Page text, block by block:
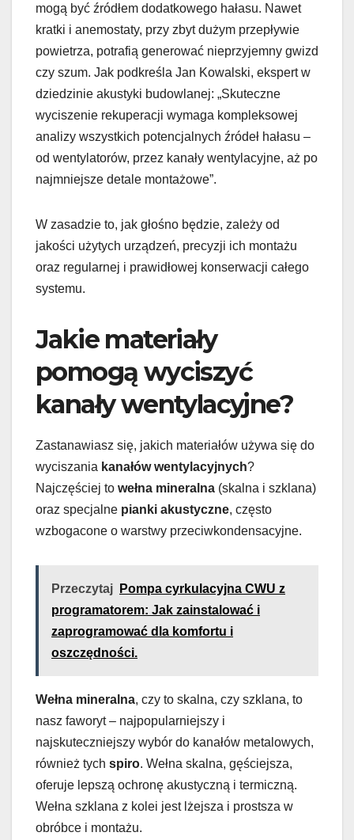
mogą być źródłem dodatkowego hałasu. Nawet
kratki i anemostaty, przy zbyt dużym przepływie
powietrza, potrafią generować nieprzyjemny gwizd
czy szum. Jak podkreśla Jan Kowalski, ekspert w
dziedzinie akustyki budowlanej: „Skuteczne
wyciszenie rekuperacji wymaga kompleksowej
analizy wszystkich potencjalnych źródeł hałasu –
od wentylatorów, przez kanały wentylacyjne, aż po
najmniejsze detale montażowe”.
W zasadzie to, jak głośno będzie, zależy od
jakości użytych urządzeń, precyzji ich montażu
oraz regularnej i prawidłowej konserwacji całego
systemu.
Jakie materiały
pomogą wyciszyć
kanały wentylacyjne?
Zastanawiasz się, jakich materiałów używa się do
wyciszania kanałów wentylacyjnych?
Najczęściej to wełna mineralna (skalna i szklana)
oraz specjalne pianki akustyczne, często
wzbogacone o warstwy przeciwkondensacyjne.
Przeczytaj
Pompa cyrkulacyjna CWU z
programatorem: Jak zainstalować i
zaprogramować dla komfortu i
oszczędności.
Wełna mineralna, czy to skalna, czy szklana, to
nasz faworyt – najpopularniejszy i
najskuteczniejszy wybór do kanałów metalowych,
również tych spiro. Wełna skalna, gęściejsza,
oferuje lepszą ochronę akustyczną i termiczną.
Wełna szklana z kolei jest lżejsza i prostsza w
obróbce i montażu.